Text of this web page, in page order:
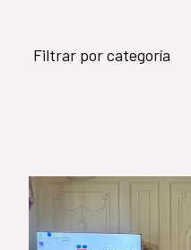
Filtrar por categoría
Objetivos de
Género (500)